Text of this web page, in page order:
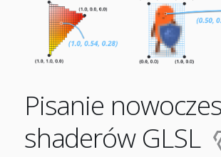
Pisanie
shaderów GLSL